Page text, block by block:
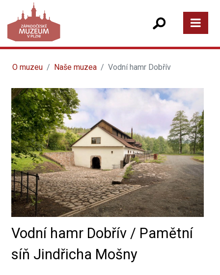
O muzeu Naše muzea Vodní hamr Dobřív
Vodní hamr Dobřív / Pamětní
síň Jindřicha Mošny